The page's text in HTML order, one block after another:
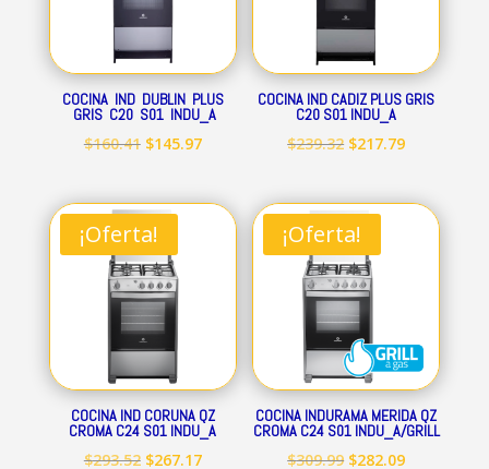
COCINA IND DUBLIN PLUS
GRIS C20 S01 INDU_A
$160.41 El
original
era:
$160.41.
$145.97El
actual
COCINA IND CADIZ PLUS GRIS
C20 S01 INDU_A
$239.32 El
original
era:
$239.32.
$217.79El
actual
¡Oferta!
COCINA IND CORUNA QZ
CROMA C24 S01 INDU_A
$293.52 El
$267.17El
¡Oferta!
COCINA INDURAMA MERIDA QZ
CROMA C24 S01 INDU_A/GRILL
$309.99 El
$282.09El